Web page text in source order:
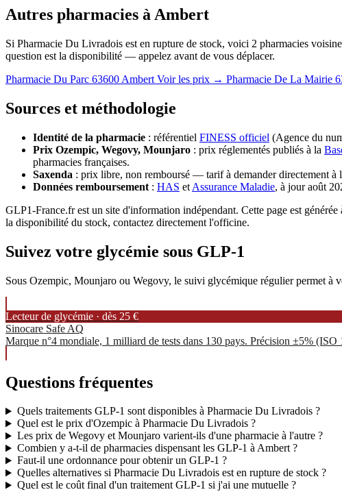
Autres pharmacies à Ambert
Si Pharmacie Du Livradois est en rupture de stock, voici 2 pharmacies
question est la disponibilité — appelez avant de vous déplacer.
Pharmacie Du Parc 63600 Ambert Voir les prix → Pharmacie De La Mairie
Sources et méthodologie
Identité de la pharmacie : référentiel FINESS officiel (Agence du
Prix Ozempic, Wegovy, Mounjaro : prix réglementés publiés à la
pharmacies françaises.
Saxenda : prix libre, non remboursé — tarif à demander directement à
Données remboursement : HAS et Assurance Maladie, à jour août
GLP1-France.fr est un site d'information indépendant. Cette page est
la disponibilité du stock, contactez directement l'officine.
Suivez votre glycémie sous GLP-1
Sous Ozempic, Mounjaro ou Wegovy, le suivi glycémique régulier permet à
Lecteur de glycémie · dès 25 €
Sinocare Safe AQ
Marque n°4 mondiale, 1 milliard de tests dans 130 pays. Précision ±5%
Questions fréquentes
Quels traitements GLP-1 sont disponibles à Pharmacie Du Livradois ?
Quel est le prix d'Ozempic à Pharmacie Du Livradois ?
Les prix de Wegovy et Mounjaro varient-ils d'une pharmacie à l'autre ?
Combien y a-t-il de pharmacies dispensant les GLP-1 à Ambert ?
Faut-il une ordonnance pour obtenir un GLP-1 ?
Quelles alternatives si Pharmacie Du Livradois est en rupture de stock ?
Quel est le coût final d'un traitement GLP-1 si j'ai une mutuelle ?